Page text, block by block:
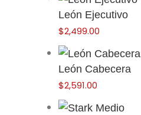
León Ejecutivo
$2,499.00
León Cabecera
$2,591.00